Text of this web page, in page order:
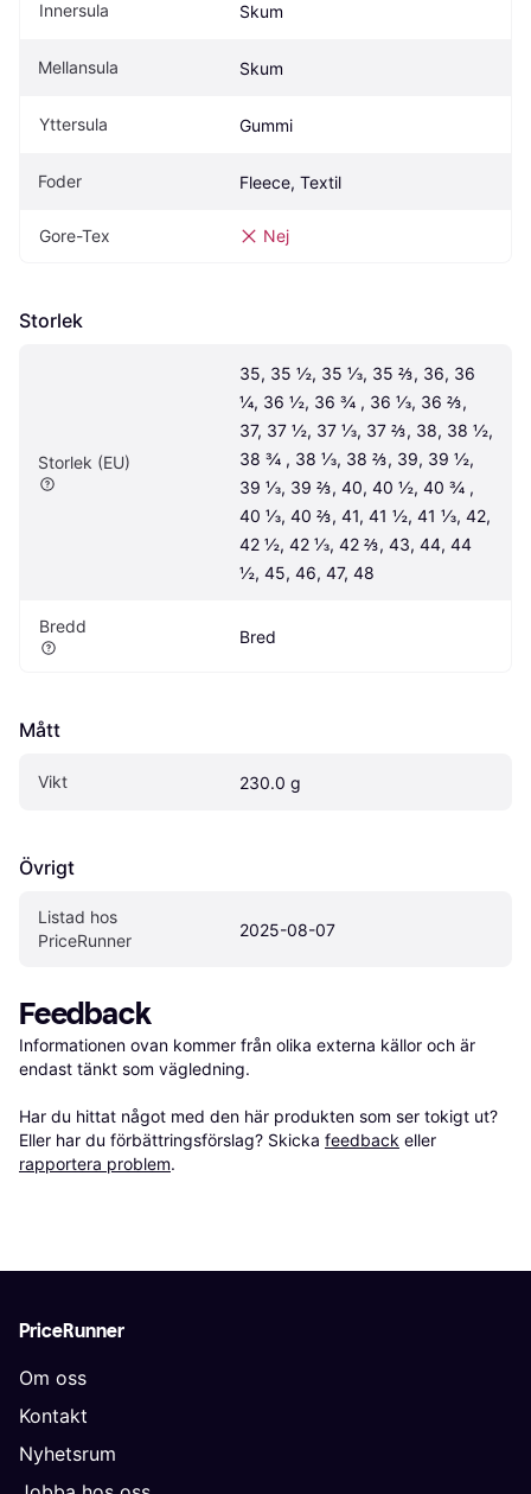
Innersula Skum
Mellansula Skum
Yttersula Gummi
Foder Fleece, Textil
Gore-Tex Nej
Storlek
Storlek (EU)
35, 35 ½, 35 ⅓, 35 ⅔, 36, 36
¼, 36 ½, 36 ¾ , 36 ⅓, 36 ⅔,
37, 37 ½, 37 ⅓, 37 ⅔, 38, 38 ½,
38 ¾ , 38 ⅓, 38 ⅔, 39, 39 ½,
39 ⅓, 39 ⅔, 40, 40 ½, 40 ¾ ,
40 ⅓, 40 ⅔, 41, 41 ½, 41 ⅓, 42,
42 ½, 42 ⅓, 42 ⅔, 43, 44, 44
½, 45, 46, 47, 48
Bredd
Bred
Mått
Vikt 230.0 g
Övrigt
Listad hos
PriceRunner
2025-08-07
Feedback
Informationen ovan kommer från olika externa källor och är
endast tänkt som vägledning.
Har du hittat något med den här produkten som ser tokigt ut?
Eller har du förbättringsförslag? Skicka feedback eller
rapportera problem.
PriceRunner
Om oss
Kontakt
Nyhetsrum